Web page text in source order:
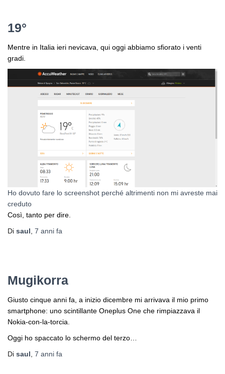
19°
Mentre in Italia ieri nevicava, qui oggi abbiamo sfiorato i venti
gradi.
Ho dovuto fare lo screenshot perché altrimenti non mi avreste mai
creduto
Così, tanto per dire.
Di saul 7 anni fa
Mugikorra
Giusto cinque anni fa, a inizio dicembre mi arrivava il mio primo
smartphone: uno scintillante Oneplus One che rimpiazzava il
Nokia-con-la-torcia.
Oggi ho spaccato lo schermo del terzo…
Di saul 7 anni fa